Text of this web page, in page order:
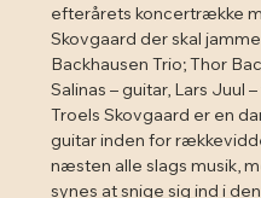
efterårets koncertrække
Skovgaard der skal
Backhausen Trio; Thor
Salinas – guitar, Lars Juul
Troels Skovgaard er en
guitar inden for
næsten alle slags musik,
synes at snige sig ind i